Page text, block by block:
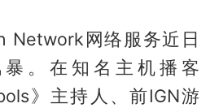
Network网络服务近日
。在知名主机播客
》主持人、前IGN游